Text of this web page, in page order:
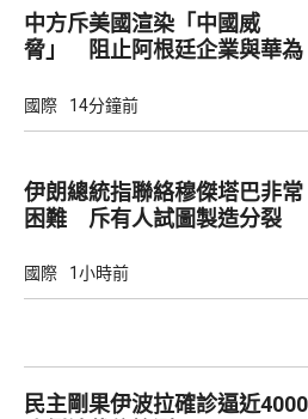
中方斥美國渲染「中國威
脅」 阻止阿根廷企業與華為
國際 14分鐘前
伊朗總統指聯絡穆傑塔巴非常
困難 斥有人試圖製造分裂
國際 1小時前
民主剛果伊波拉確診逼近